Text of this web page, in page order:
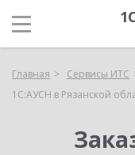
Главная Сервисы ИТС
1С:АУСН в Рязанской